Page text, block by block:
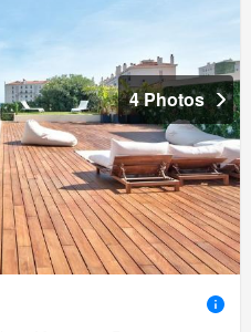
4 Photos